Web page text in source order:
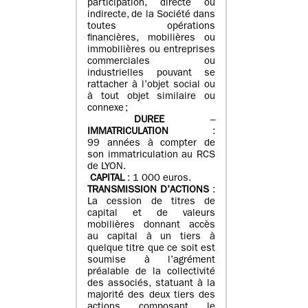
participation, directe ou
indirecte, de la Société dans
toutes opérations
financières, mobilières ou
immobilières ou entreprises
commerciales ou
industrielles pouvant se
rattacher à l’objet social ou
à tout objet similaire ou
connexe ;
DUREE–
IMMATRICULATION :
99 années à compter de
son immatriculation au RCS
de LYON.
CAPITAL: 1 000 euros.
TRANSMISSION D’ACTIONS :
La cession de titres de
capital et de valeurs
mobilières donnant accès
au capital à un tiers à
quelque titre que ce soit est
soumise à l’agrément
préalable de la collectivité
des associés, statuant à la
majorité des deux tiers des